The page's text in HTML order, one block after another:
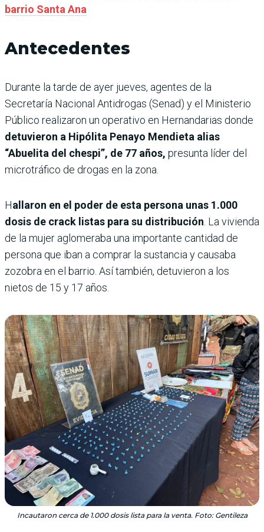
barrio Santa Ana
Antecedentes
Durante la tarde de ayer jueves, agentes de la
Secretaría Nacional Antidrogas (Senad) y el Ministerio
Público realizaron un operativo en Hernandarias donde
detuvieron a Hipólita Penayo Mendieta alias
“Abuelita del chespi”, de 77 años, presunta líder del
microtráfico de drogas en la zona.
Hallaron en el poder de esta persona unas 1.000
dosis de crack listas para su distribución. La vivienda
de la mujer aglomeraba una importante cantidad de
persona que iban a comprar la sustancia y causaba
zozobra en el barrio. Así también, detuvieron a los
nietos de 15 y 17 años.
Incautaron cerca de 1.000 dosis lista para la venta. Foto: Gentileza